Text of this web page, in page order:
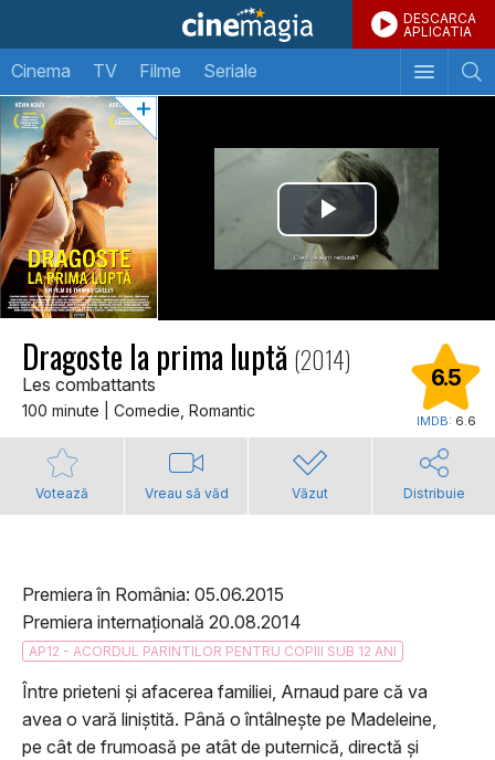
DESCARCA
APLICATIA
Cinema TV Filme Seriale
Dragoste la prima luptă (2014)
Les combattants
100 minute | Comedie, Romantic
6.5
IMDB: 6.6
Votează Vreau să văd Văzut Distribuie
Premiera în România: 05.06.2015
Premiera internațională 20.08.2014
AP12 - ACORDUL PARINTILOR PENTRU COPIII SUB 12 ANI
Între prieteni și afacerea familiei, Arnaud pare că va
avea o vară liniștită. Până o întâlnește pe Madeleine,
pe cât de frumoasă pe atât de puternică, directă și